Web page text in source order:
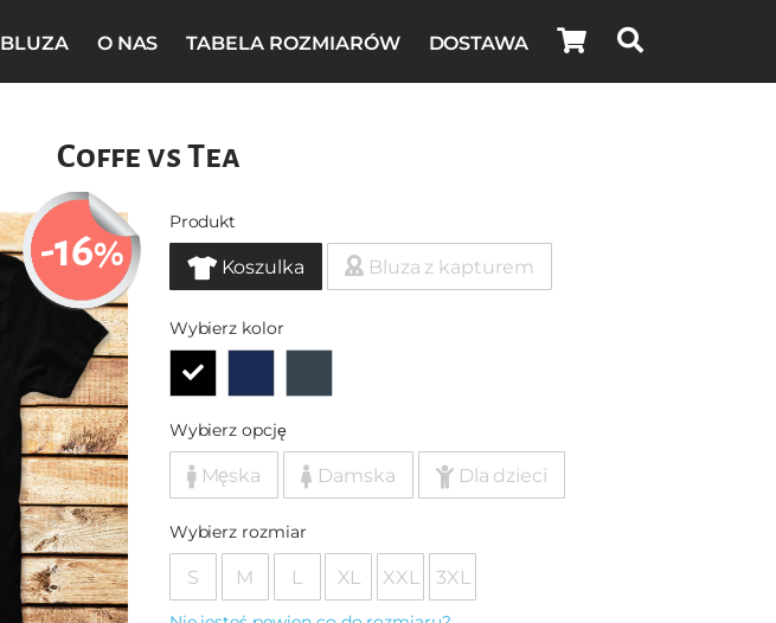
BLUZA O NAS TABELA ROZMIARÓW DOSTAWA
Coffe vs Tea
-16%
Produkt
Koszulka Bluza z kapturem
Wybierz kolor
Wybierz opcję
Męska Damska Dla dzieci
Wybierz rozmiar
S M L XL XXL 3XL